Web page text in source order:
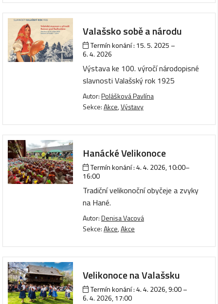
Valašsko sobě a národu
Termín konání : 15. 5. 2025 –
6. 4. 2026
Výstava ke 100. výročí národopisné
slavnosti Valašský rok 1925
Autor:Polášková Pavlína
Sekce:Akce,Výstavy
Hanácké Velikonoce
Termín konání :4. 4. 2026, 10:00–
16:00
Tradiční velikonoční obyčeje a zvyky
na Hané.
Autor:Denisa Vacová
Sekce:Akce,Akce
Velikonoce na Valašsku
Termín konání :4. 4. 2026, 9:00–
6. 4. 2026, 17:00